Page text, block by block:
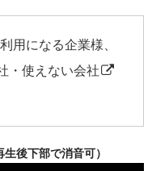
用になる企業様、
・使えない会社
後下部で消音可）